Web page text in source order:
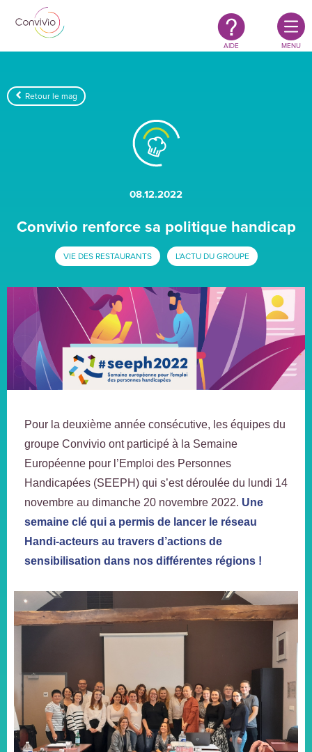
Aller au contenu principal
Restauration
authentique
responsable
AIDE MENU
Retour le mag
08.12.2022
Convivio renforce sa politique handicap
VIE DES RESTAURANTS L'ACTU DU GROUPE
Pour la deuxième année consécutive, les équipes du
groupe Convivio ont participé à la Semaine
Européenne pour l’Emploi des Personnes
Handicapées (SEEPH) qui s’est déroulée du lundi 14
novembre au dimanche 20 novembre 2022. Une
semaine clé qui a permis de lancer le réseau
Handi-acteurs au travers d’actions de
sensibilisation dans nos différentes régions !